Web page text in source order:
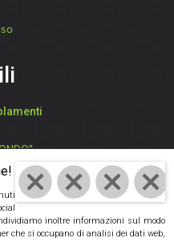
inoltre informazioni sul modo
che si occupano di analisi dei dati web,